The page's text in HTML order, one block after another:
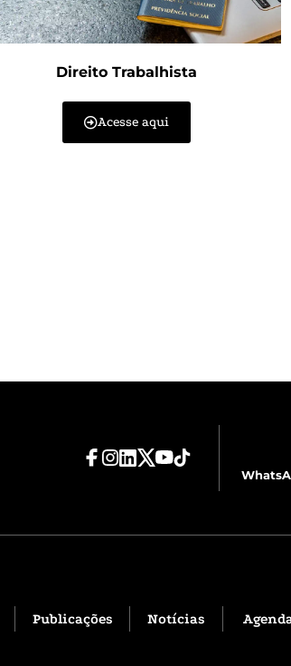
Direito Trabalhista
Acesse aqui
Publicações Notícias